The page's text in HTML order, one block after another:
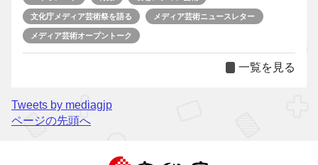
文化庁メディア芸術祭を語る メディア芸術ニュースレター
メディア芸術オープントーク
一覧を見る
Tweets by mediagjp
ページの先頭へ